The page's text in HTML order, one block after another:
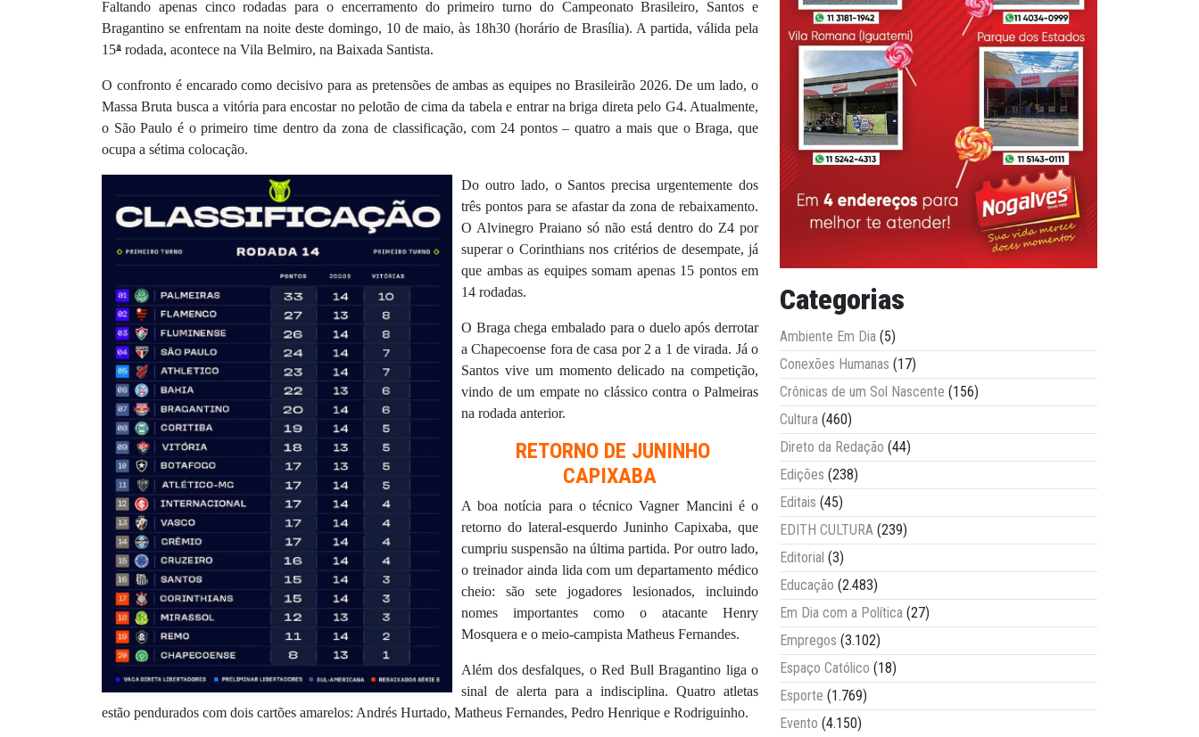
Faltando apenas cinco rodadas para o encerramento do primeiro turno do Campeonato Brasileiro, Santos e
Bragantino se enfrentam na noite deste domingo, 10 de maio, às 18h30 (horário de Brasília). A partida, válida pela
15ª rodada, acontece na Vila Belmiro, na Baixada Santista.
O confronto é encarado como decisivo para as pretensões de ambas as equipes no Brasileirão 2026. De um lado, o
Massa Bruta busca a vitória para encostar no pelotão de cima da tabela e entrar na briga direta pelo G4. Atualmente,
o São Paulo é o primeiro time dentro da zona de classificação, com 24 pontos – quatro a mais que o Braga, que
ocupa a sétima colocação.
Do outro lado, o Santos precisa urgentemente dos
três pontos para se afastar da zona de rebaixamento.
O Alvinegro Praiano só não está dentro do Z4 por
superar o Corinthians nos critérios de desempate, já
que ambas as equipes somam apenas 15 pontos em
14 rodadas.
O Braga chega embalado para o duelo após derrotar
a Chapecoense fora de casa por 2 a 1 de virada. Já o
Santos vive um momento delicado na competição,
vindo de um empate no clássico contra o Palmeiras
na rodada anterior.
RETORNO DE JUNINHO
CAPIXABA
A boa notícia para o técnico Vagner Mancini é o
retorno do lateral-esquerdo Juninho Capixaba, que
cumpriu suspensão na última partida. Por outro lado,
o treinador ainda lida com um departamento médico
cheio: são sete jogadores lesionados, incluindo
nomes importantes como o atacante Henry
Mosquera e o meio-campista Matheus Fernandes.
Além dos desfalques, o Red Bull Bragantino liga o
sinal de alerta para a indisciplina. Quatro atletas
estão pendurados com dois cartões amarelos: Andrés Hurtado, Matheus Fernandes, Pedro Henrique e Rodriguinho.
Categorias
Ambiente Em Dia (5)
Conexões Humanas (17)
Crônicas de um Sol Nascente (156)
Cultura (460)
Direto da Redação (44)
Edições (238)
Editais (45)
EDITH CULTURA (239)
Editorial (3)
Educação (2.483)
Em Dia com a Política (27)
Empregos (3.102)
Espaço Católico (18)
Esporte (1.769)
Evento (4.150)